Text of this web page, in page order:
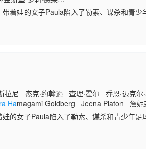
Nola·Wallace
迪斯
娃的女子Paula陷入了勒索、谋杀和青少
夺孩子的监护权和身份危机。为此，Paula
自己的家庭和自我的关键。
拉尼 杰克·约翰逊 查理·霍尔 乔恩·迈克
Hamagami Goldberg Jeena Platon 詹
Lockhart 大卫·加雷利克 莫瑞·金斯堡
雷迪斯
的女子Paula陷入了勒索、谋杀和青少年足
子的监护权和身份危机。为此，Paula开始